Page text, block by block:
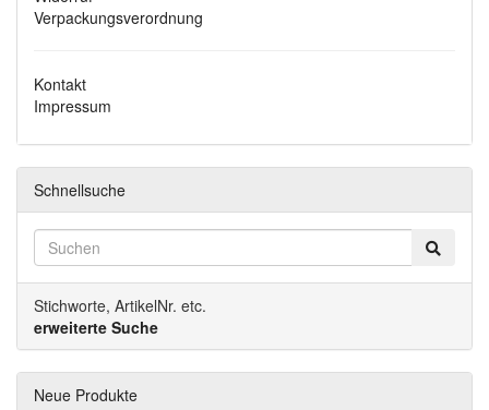
Verpackungsverordnung
Kontakt
Impressum
Schnellsuche
Stichworte, ArtikelNr. etc.
erweiterte Suche
Neue Produkte